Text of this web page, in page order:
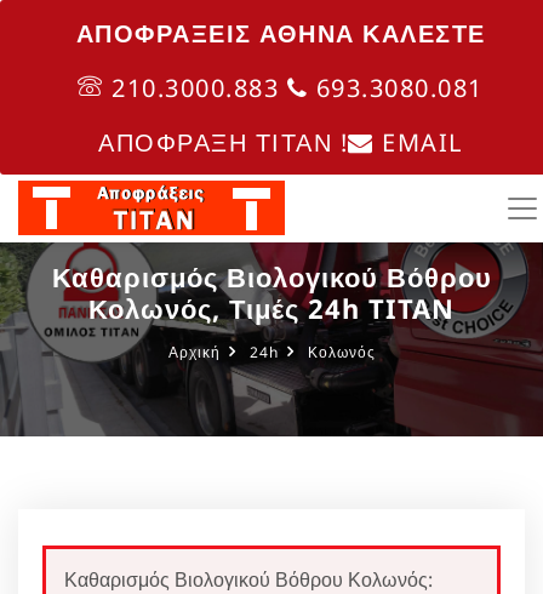
ΑΠΟΦΡΑΞΕΙΣ ΑΘΗΝΑ ΚΑΛΈΣΤΕ
210.3000.883
693.3080.081
ΑΠΟΦΡΑΞΗ ΤΙΤΑΝ !
EMAIL
Καθαρισμός Βιολογικού Βόθρου
Κολωνός, Τιμές 24h TITAN
Αρχική 24h Κολωνός
Καθαρισμός Βιολογικού Βόθρου Κολωνός: